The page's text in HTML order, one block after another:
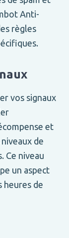
Anti-
règles
vos signaux
et
de
Ce niveau
un aspect
heures de